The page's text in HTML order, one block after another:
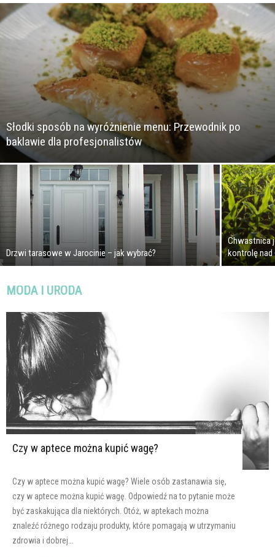
Słodki sposób na wyróżnienie menu: Przewodnik po
baklawie dla profesjonalistów
Drzwi tarasowe w Jarocinie – jak wybrać?
Chwastnica
kontrolę nad
MODA I URODA
Czy w aptece można kupić wagę?
Czy w aptece można kupić wagę? Wiele osób zastanawia się,
czy w aptece można kupić wagę. Odpowiedź na to pytanie może
być zaskakująca dla niektórych. Otóż, w aptekach można
znaleźć różnego rodzaju produkty, które pomagają w utrzymaniu
zdrowia i dobrej...